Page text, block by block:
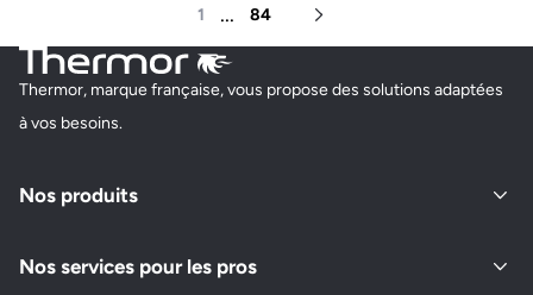
1 ... 84
Page suivante
Thermor, marque française, vous propose des solutions adaptées
à vos besoins.
Nos produits
Nos services pour les pros